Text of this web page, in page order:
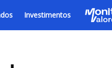
Investimentos